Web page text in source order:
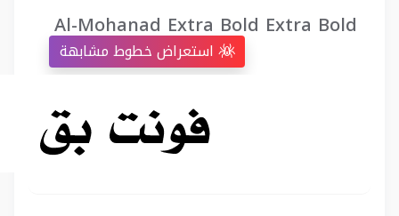
Al-Mohanad Extra Bold Extra Bold